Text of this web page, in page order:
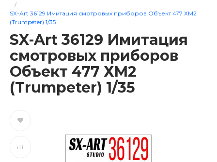
/
SX-Art 36129 Имитация смотровых приборов Объект 477 ХМ2
(Trumpeter) 1/35
SX-Art 36129 Имитация
смотровых приборов
Объект 477 ХМ2
(Trumpeter) 1/35